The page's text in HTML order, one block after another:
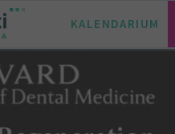
KALENDARIUM